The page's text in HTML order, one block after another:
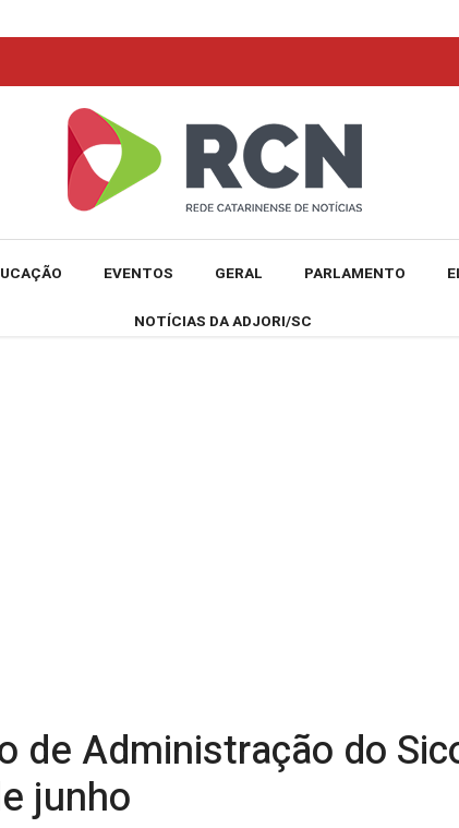
EVENTOS GERAL PARLAMENTO
NOTÍCIAS DA ADJORI/SC
de Administração do
junho